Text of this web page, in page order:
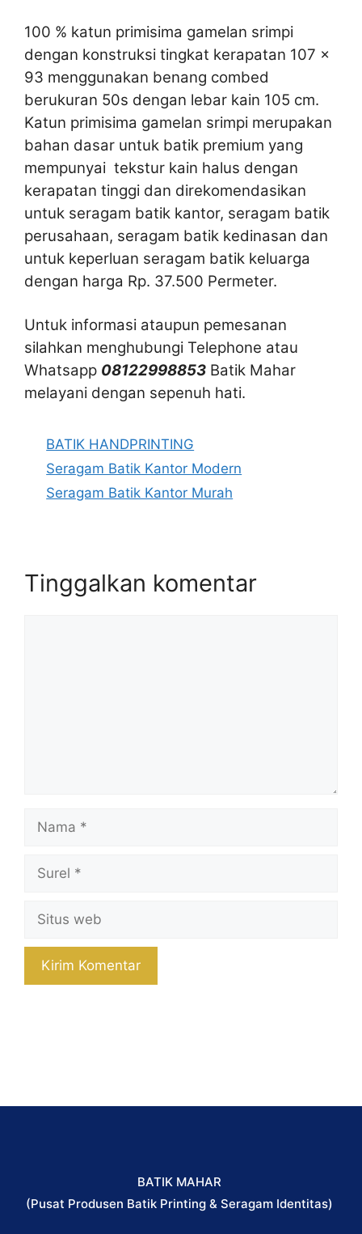
100 % katun primisima gamelan srimpi
dengan konstruksi tingkat kerapatan 107 x
93 menggunakan benang combed
berukuran 50s dengan lebar kain 105 cm.
Katun primisima gamelan srimpi merupakan
bahan dasar untuk batik premium yang
mempunyai tekstur kain halus dengan
kerapatan tinggi dan direkomendasikan
untuk seragam batik kantor, seragam batik
perusahaan, seragam batik kedinasan dan
untuk keperluan seragam batik keluarga
dengan harga Rp. 37.500 Permeter.
Untuk informasi ataupun pemesanan
silahkan menghubungi Telephone atau
Whatsapp 08122998853 Batik Mahar
melayani dengan sepenuh hati.
Kategori
BATIK HANDPRINTING
Seragam Batik Kantor Modern
Seragam Batik Kantor Murah
Tinggalkan komentar
web